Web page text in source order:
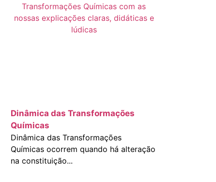
Dinâmica das Transformações
Químicas
Dinâmica das Transformações
Químicas ocorrem quando há alteração
na constituição...